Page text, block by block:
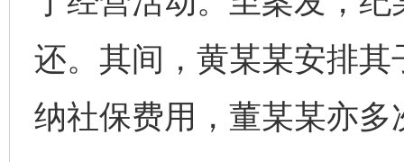
还。其间，黄某某安排其
纳社保费用，董某某亦